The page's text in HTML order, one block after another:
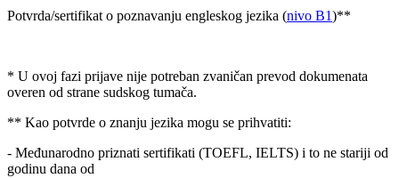
Potvrda/sertifikat o poznavanju engleskog jezika (nivo B1)**
* U ovoj fazi prijave nije potreban zvaničan prevod dokumenata
overen od strane sudskog tumača.
** Kao potvrde o znanju jezika mogu se prihvatiti:
- Međunarodno priznati sertifikati (TOEFL, IELTS) i to ne stariji od
godinu dana od